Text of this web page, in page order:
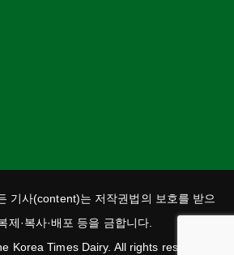
기사(content)는 저작권법의 보호를 받으
제·복사·배포 등을 금합니다.
Korea Times Dairy. All rights reserved.